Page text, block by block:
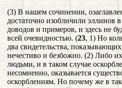
(3) В нашем сочинении,
достаточно изобличили эллинов
доводов и примеров, и здесь не
всей очевидностью. (23, 1) Но
два свидетельства,
нечестиво и безбожно. (2) Либо
людьми, и в таком случае
несомненно, оказывается
оскорблениям. Но почему же в